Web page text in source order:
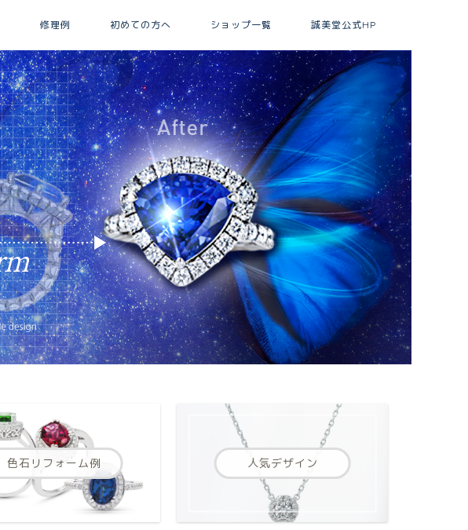
修理例 初めての方へ ショップ一覧 誠美堂公式HP
色石リフォーム例 人気デザイン